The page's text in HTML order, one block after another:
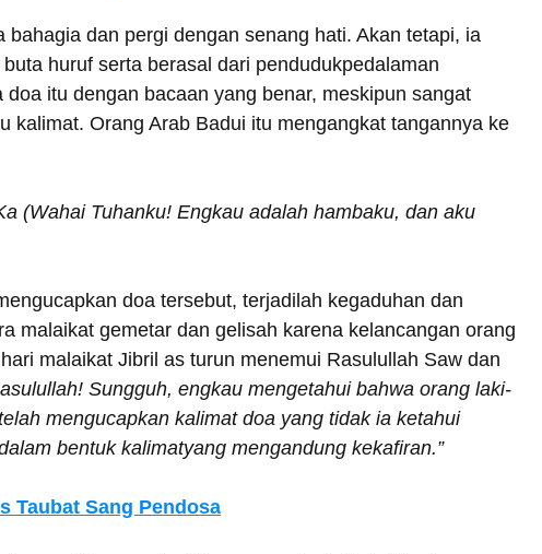
bahagia dan pergi dengan senang hati. Akan tetapi, ia
huruf serta berasal dari pendudukpedalaman
itu dengan bacaan yang benar, meskipun sangat
kalimat. Orang Arab Badui itu mengangkat tangannya ke
(Wahai Tuhanku! Engkau adalah hambaku, dan aku
doa tersebut, terjadilah kegaduhan dan
malaikat gemetar dan gelisah karena kelancangan orang
malaikat Jibril as turun menemui Rasulullah Saw dan
Sungguh, engkau mengetahui bahwa orang laki-
mengucapkan kalimat doa yang tidak ia ketahui
bentuk kalimatyang mengandung kekafiran.”
Taubat Sang Pendosa